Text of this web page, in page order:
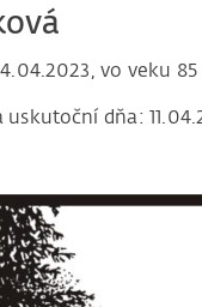
vo veku
dňa: